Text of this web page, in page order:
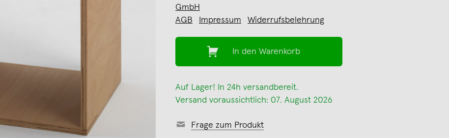
GmbH
AGB
Impressum Widerrufsbelehrung
In den Warenkorb
Auf Lager! In 24h versandbereit.
Versand voraussichtlich: 07. August 2026
Frage zum Produkt